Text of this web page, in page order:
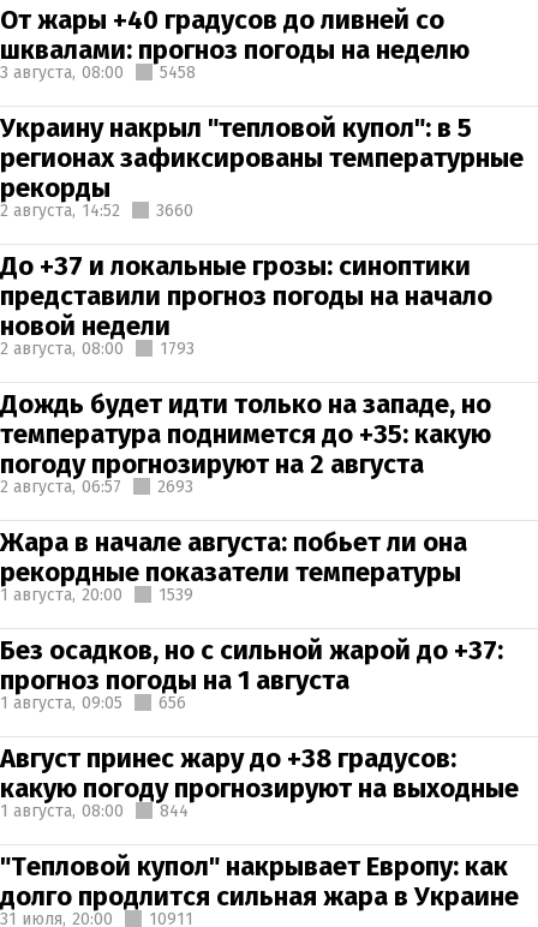
От жары +40 градусов до ливней со
шквалами: прогноз погоды на неделю
3 августа, 08:00 5458
Украину накрыл "тепловой купол": в 5
регионах зафиксированы температурные
рекорды
2 августа, 14:52 3660
До +37 и локальные грозы: синоптики
представили прогноз погоды на начало
новой недели
2 августа, 08:00 1793
Дождь будет идти только на западе, но
температура поднимется до +35: какую
погоду прогнозируют на 2 августа
2 августа, 06:57 2693
Жара в начале августа: побьет ли она
рекордные показатели температуры
1 августа, 20:00 1539
Без осадков, но с сильной жарой до +37:
прогноз погоды на 1 августа
1 августа, 09:05 656
Август принес жару до +38 градусов:
какую погоду прогнозируют на выходные
1 августа, 08:00 844
"Тепловой купол" накрывает Европу: как
долго продлится сильная жара в Украине
31 июля, 20:00 10911